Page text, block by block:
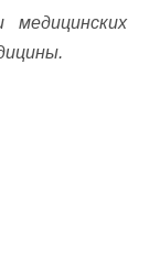
медицинских